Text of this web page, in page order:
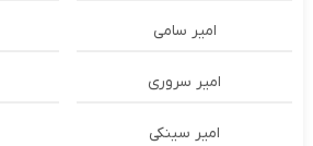
امیر سامی
امیر سروری
امیر سینکی